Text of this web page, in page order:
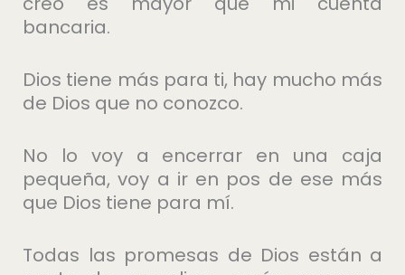
bancaria.
Dios tiene más para ti, hay mucho más
de Dios que no conozco.
No lo voy a encerrar en una caja
pequeña, voy a ir en pos de ese más
que Dios tiene para mí.
Todas las promesas de Dios están a